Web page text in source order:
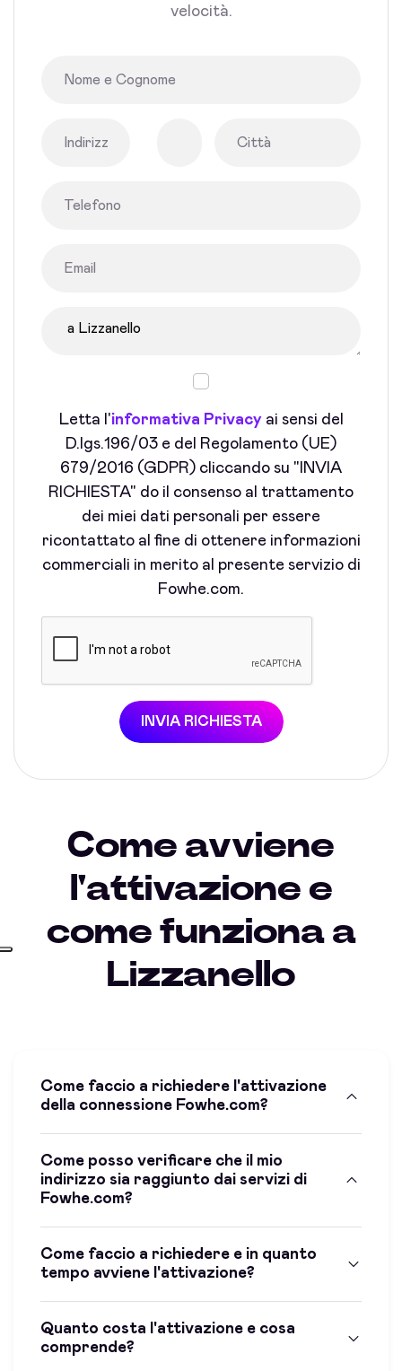
velocità.
Letta l'informativa Privacyai sensi del
D.lgs.196/03 e del Regolamento (UE)
679/2016 (GDPR) cliccando su "INVIA
RICHIESTA" do il consenso al trattamento
dei miei dati personali per essere
ricontattato al fine di ottenere informazioni
commerciali in merito al presente servizio di
Fowhe.com.
INVIA RICHIESTA
Come avviene
l'attivazione e
come funziona a
Lizzanello
Come faccio a richiedere l'attivazione
della connessione Fowhe.com?
Come posso verificare che il mio
indirizzo sia raggiunto dai servizi di
Fowhe.com?
Come faccio a richiedere e in quanto
tempo avviene l'attivazione?
Quanto costa l'attivazione e cosa
comprende?